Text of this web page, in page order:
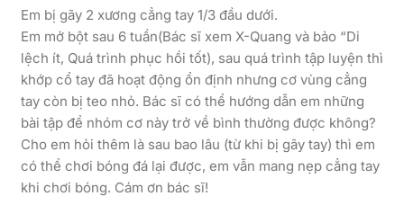
Em bị gãy 2 xương cẳng tay 1/3 đầu dưới.
Em mở bột sau 6 tuần(Bác sĩ xem X-Quang và bảo “Di
lệch ít, Quá trình phục hồi tốt), sau quá trình tập luyện thì
khớp cổ tay đã hoạt động ổn định nhưng cơ vùng cẳng
tay còn bị teo nhỏ. Bác sĩ có thể hướng dẫn em những
bài tập để nhóm cơ này trở về bình thường được không?
Cho em hỏi thêm là sau bao lâu (từ khi bị gãy tay) thì em
có thể chơi bóng đá lại được, em vẫn mang nẹp cẳng tay
khi chơi bóng. Cám ơn bác sĩ!